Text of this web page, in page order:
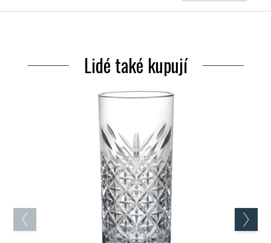
Lidé také kupují